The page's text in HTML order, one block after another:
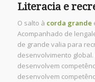
Literacia e
O salto à corda grande
Acompanhado de
de grande valia para
desenvolvimento
desenvolvem
desenvolvem